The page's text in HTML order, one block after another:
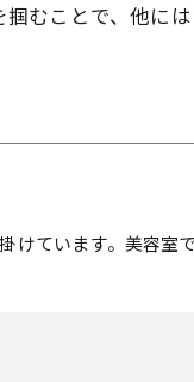
むことで、他に
けています。美容室